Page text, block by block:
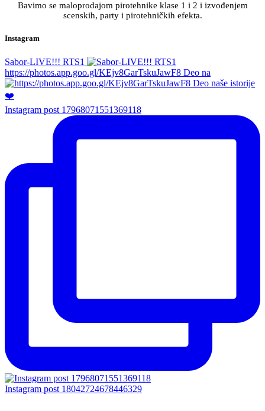
Bavimo se maloprodajom pirotehnike klase 1 i 2 i izvođenjem
scenskih, party i pirotehničkih efekta.
Instagram
Sabor-LIVE!!! RTS1
https://photos.app.goo.gl/KEjv8GarTskuJawF8 Deo na
Instagram post 17968071551369118
Instagram post 18042724678446329